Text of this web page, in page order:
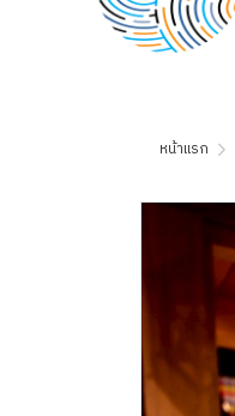
หน้าแรก